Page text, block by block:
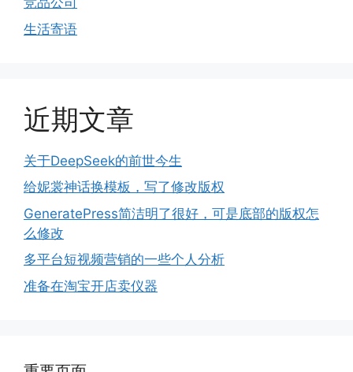
生活寄语
近期文章
关于DeepSeek的前世今生
给妮裳神话换模板，写了修改版权
GeneratePress简洁明了很好，可是底部的版权怎
么修改
多平台短视频营销的一些个人分析
准备在淘宝开店卖仪器